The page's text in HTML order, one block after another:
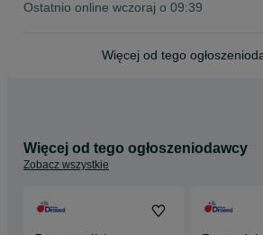
Ostatnio online wczoraj o 09:39
Więcej od tego
Więcej od tego ogłoszeniodawcy
Zobacz wszystkie